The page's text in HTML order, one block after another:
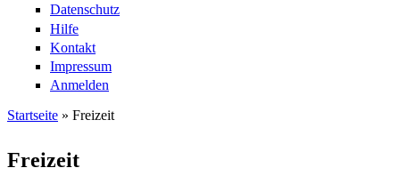
Datenschutz
Hilfe
Kontakt
Impressum
Anmelden
Startseite » Freizeit
Freizeit